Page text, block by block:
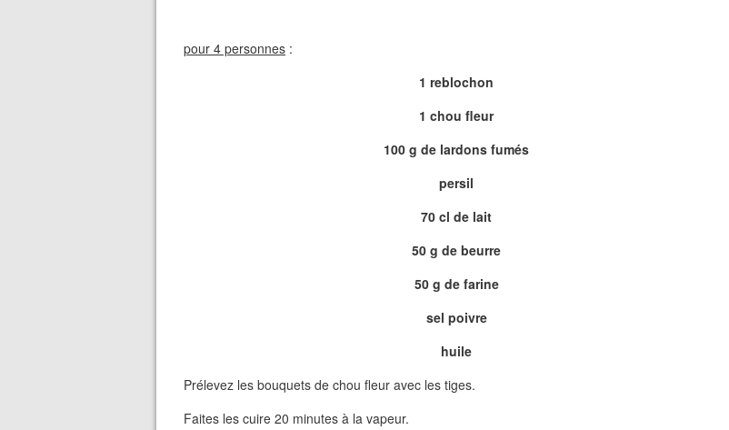
pour 4 personnes :
1 reblochon
1 chou fleur
100 g de lardons fumés
persil
70 cl de lait
50 g de beurre
50 g de farine
sel poivre
huile
Prélevez les bouquets de chou fleur avec les tiges.
Faites les cuire 20 minutes à la vapeur.